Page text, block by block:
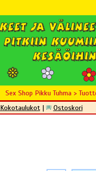
Sex Shop Pikku Tuhma >
Kokotaulukot| Ostoskori